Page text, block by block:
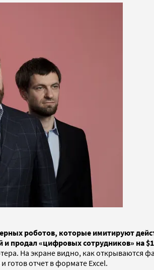
роботов, которые имитируют
и продал «цифровых сотрудников» на
На экране видно, как
готов отчет в формате Excel.